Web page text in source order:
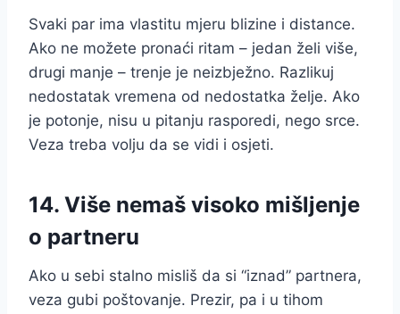
Svaki par ima vlastitu mjeru blizine i distance.
Ako ne možete pronaći ritam – jedan želi više,
drugi manje – trenje je neizbježno. Razlikuj
nedostatak vremena od nedostatka želje. Ako
je potonje, nisu u pitanju rasporedi, nego srce.
Veza treba volju da se vidi i osjeti.
14. Više nemaš visoko mišljenje
o partneru
Ako u sebi stalno misliš da si “iznad” partnera,
veza gubi poštovanje. Prezir, pa i u tihom